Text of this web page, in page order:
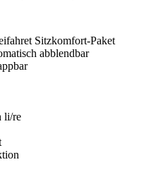
Sitzkomfort-Paket
abblendbar
li/re